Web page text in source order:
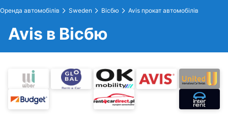
Оренда автомобілів Sweden Вісбю Avis прокат автомобілів
Avis в Вісбю